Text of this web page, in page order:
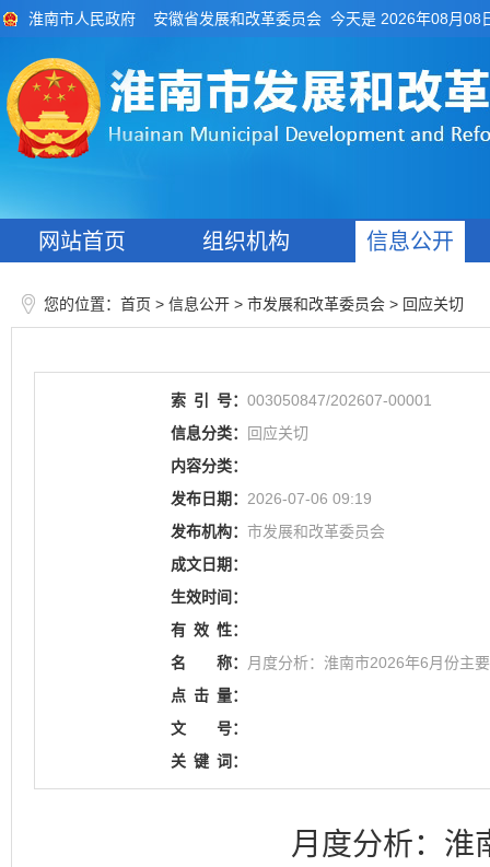
淮南市人民政府 安徽省发展和改革委员会 今天是 2026年08月08
网站首页 组织机构 信息公开
您的位置： 首页 > 信息公开 > 市发展和改革委员会 > 回应关切
索 引 号： 003050847/202607-00001
信息分类：
回应关切
内容分类：
发布日期： 2026-07-06 09:19
发布机构： 市发展和改革委员会
成文日期：
生效时间：
有 效 性：
名
称：
月度分析：淮南市2026年6月份主
点 击 量：
文
号：
关 键 词：
月度分析：淮